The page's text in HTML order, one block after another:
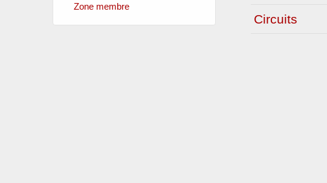
Circuits
Sponsors
Zone membre